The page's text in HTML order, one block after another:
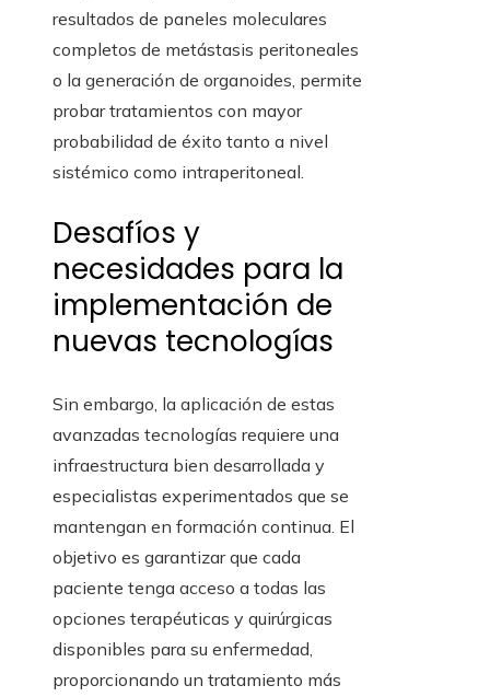
resultados de paneles moleculares
completos de metástasis peritoneales
o la generación de organoides, permite
probar tratamientos con mayor
probabilidad de éxito tanto a nivel
sistémico como intraperitoneal.
Desafíos y
necesidades para la
implementación de
nuevas tecnologías
Sin embargo, la aplicación de estas
avanzadas tecnologías requiere una
infraestructura bien desarrollada y
especialistas experimentados que se
mantengan en formación continua. El
objetivo es garantizar que cada
paciente tenga acceso a todas las
opciones terapéuticas y quirúrgicas
disponibles para su enfermedad,
proporcionando un tratamiento más